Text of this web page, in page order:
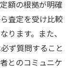
額の根拠が明確
査定を受け比較
ります。また、
ず質問すること
とのコミュニケ